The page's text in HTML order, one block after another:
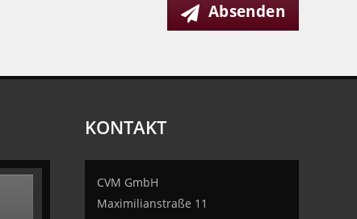
Absenden
KONTAKT
CVM GmbH
Maximilianstraße 11